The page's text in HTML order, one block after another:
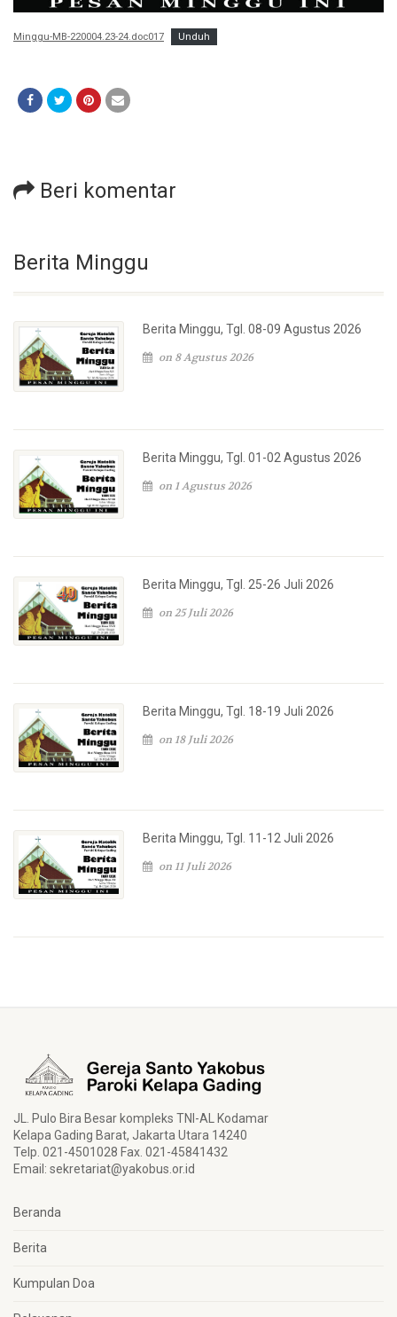
Minggu-MB-220004.23-24.doc017 Unduh
Beri komentar
Berita Minggu
Berita Minggu, Tgl. 08-09 Agustus 2026
on 8 Agustus 2026
Berita Minggu, Tgl. 01-02 Agustus 2026
on 1 Agustus 2026
Berita Minggu, Tgl. 25-26 Juli 2026
on 25 Juli 2026
Berita Minggu, Tgl. 18-19 Juli 2026
on 18 Juli 2026
Berita Minggu, Tgl. 11-12 Juli 2026
on 11 Juli 2026
JL. Pulo Bira Besar kompleks TNI-AL Kodamar
Kelapa Gading Barat, Jakarta Utara 14240
Telp. 021-4501028 Fax. 021-45841432
Email: sekretariat@yakobus.or.id
Beranda
Berita
Kumpulan Doa